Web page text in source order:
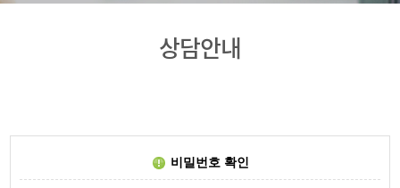
상담안내
비밀번호 확인